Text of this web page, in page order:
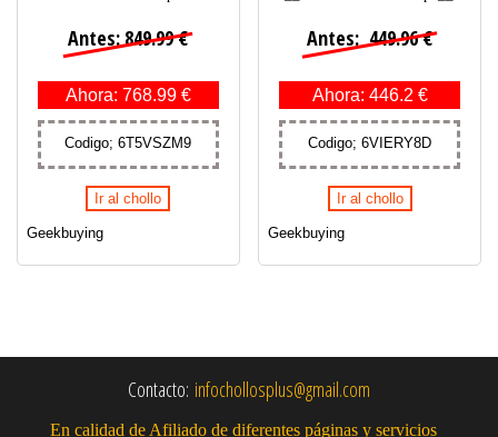
Antes: 849.99 €
Ahora: 768.99 €
Codigo; 6T5VSZM9
Ir al chollo
Geekbuying
Antes: 449.96 €
Ahora: 446.2 €
Codigo; 6VIERY8D
Ir al chollo
Geekbuying
Contacto: infochollosplus@gmail.com
En calidad de Afiliado de diferentes páginas y servicios